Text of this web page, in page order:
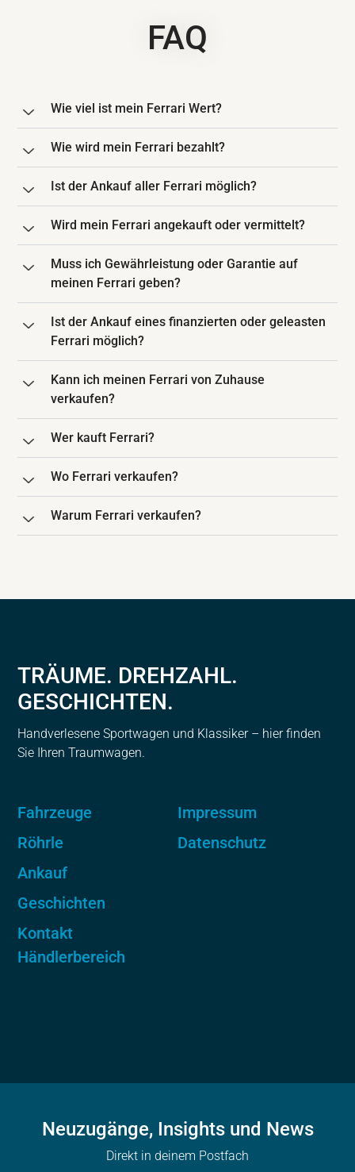
FAQ
Wie viel ist mein Ferrari Wert?
Wie wird mein Ferrari bezahlt?
Ist der Ankauf aller Ferrari möglich?
Wird mein Ferrari angekauft oder vermittelt?
Muss ich Gewährleistung oder Garantie auf
meinen Ferrari geben?
Ist der Ankauf eines finanzierten oder geleasten
Ferrari möglich?
Kann ich meinen Ferrari von Zuhause
verkaufen?
Wer kauft Ferrari?
Wo Ferrari verkaufen?
Warum Ferrari verkaufen?
TRÄUME. DREHZAHL.
GESCHICHTEN.
Handverlesene Sportwagen und Klassiker – hier finden
Sie Ihren Traumwagen.
Fahrzeuge
Röhrle
Ankauf
Geschichten
Kontakt
Händlerbereich
Impressum
Datenschutz
Neuzugänge, Insights und News
Direkt in deinem Postfach